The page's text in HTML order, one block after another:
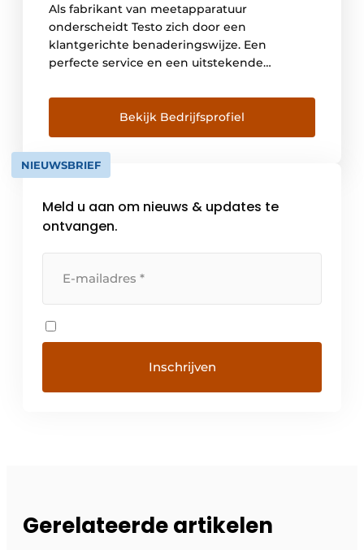
Als fabrikant van meetapparatuur
onderscheidt Testo zich door een
klantgerichte benaderingswijze. Een
perfecte service en een uitstekende
maken van Testo een betrouwbare partner.
Door toepassing van uitsluitend
hoogwaardige materialen en technologie
zijn onze meettoestellen bijzonder accuraat
en robuust. Wist je trouwens dat Testo
opnieuw […]
Bekijk Bedrijfsprofiel
NIEUWSBRIEF
Meld u aan om nieuws & updates te
ontvangen.
Gerelateerde artikelen